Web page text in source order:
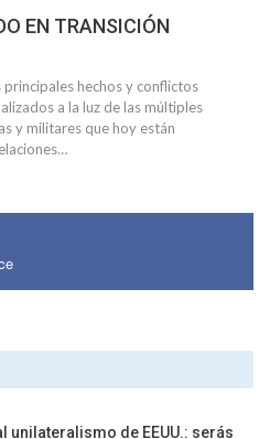
EN TRANSICIÓN
hechos y conflictos
a la luz de las múltiples
y militares que hoy están
unilateralismo de EEUU.: serás